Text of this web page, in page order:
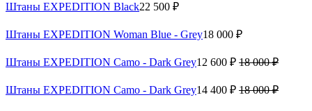
Штаны EXPEDITION Black22 500 ₽
Штаны EXPEDITION Woman Blue - Grey18 000 ₽
Штаны EXPEDITION Camo - Dark Grey12 600 ₽ 18 000 ₽
Штаны EXPEDITION Camo - Dark Grey14 400 ₽ 18 000 ₽